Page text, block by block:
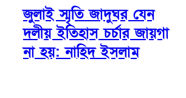
জুলাই স্মৃতি জাদুঘর যেন
দলীয় ইতিহাস চর্চার জায়গা
না হয়: নাহিদ ইসলাম